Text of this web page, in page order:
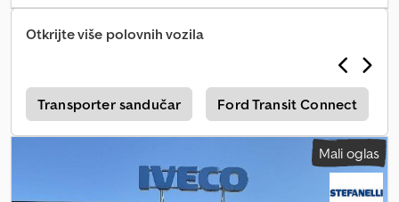
dozvoljena težina: 2734 kg. Vozilo je dostupno u našoj poslovnici u
Pradamanu (UD). Za informacije i fotografije, kontaktirajte: Đulio
Desenibus Dcedpfx Ajy Riwgehvok Telefon: 0432.409212 Mobilni
(WhatsApp): 366.6069108 Davide Tonino Telefon: 0432.409209
Mobilni (WhatsApp): 338.6218473
Otkrijte više polovnih vozila
Transporter sandučar Ford Transit Connect
Mali oglas